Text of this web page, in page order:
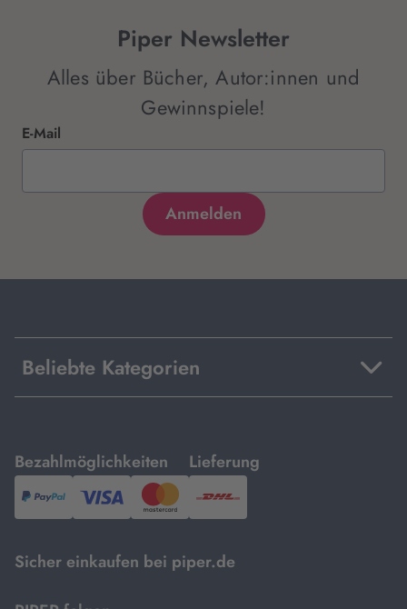
Piper Newsletter
Alles über Bücher, Autor:innen und
Gewinnspiele!
E-Mail
Beliebte Kategorien
Bezahlmöglichkeiten
mit
PayPal,Visa
und
Lieferung
mit
DHL.
Sicher einkaufen bei piper.de